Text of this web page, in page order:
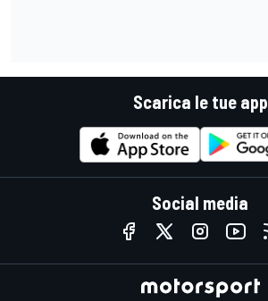
Scarica le tue app
Social media